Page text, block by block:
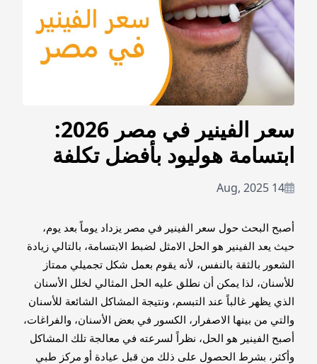
سعر الفينير في مصر 2026:
ابتسامة هوليود بأفضل تكلفة
14 Aug, 2025
أصبح البحث حول سعر الفينير في مصر يزداد يوماً بعد يوم،
حيث يعد الفينير هو الحل الامثل لضبط الابتسامة، بالتالي زيادة
الشعور بالثقة بالنفس، لأنه يقوم بعمل شكل تجميلي ممتاز
للأسنان، لذا يمكن أن نطلق عليه الحل المثالي لخلل الأسنان
الذي يظهر غالباً عند التبسم، ونتيجة المشاكل الشائعة للأسنان
والتي من بينها الاصفرار، الكسور في بعض الأسنان، والفراغات،
أصبح الفينير هو الحل، نظراً لسرعته في معالجة تلك المشاكل
وأكثر، بشرط الحصول على ذلك من قبل عيادة أو مركز طبي